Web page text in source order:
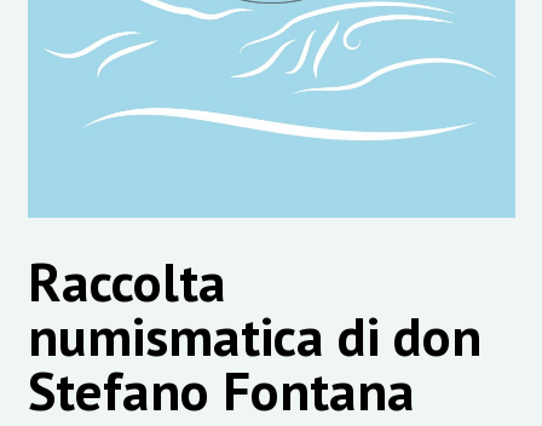
Raccolta
numismatica di don
Stefano Fontana